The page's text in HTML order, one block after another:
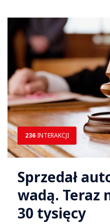
236 INTERAKCJI
Sprzedał
wadą. Teraz
30 tysięcy